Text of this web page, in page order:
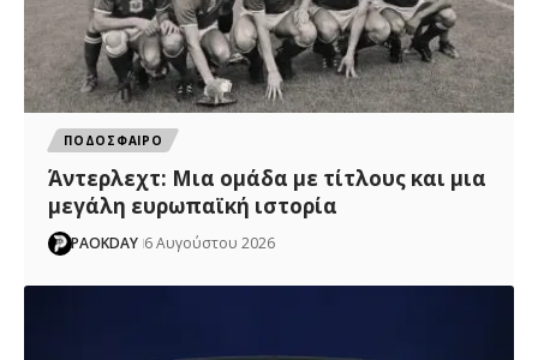
ΠΟΔΟΣΦΑΙΡΟ
Άντερλεχτ: Mια ομάδα με τίτλους και μια
μεγάλη ευρωπαϊκή ιστορία
PAOKDAY 6 Αυγούστου 2026